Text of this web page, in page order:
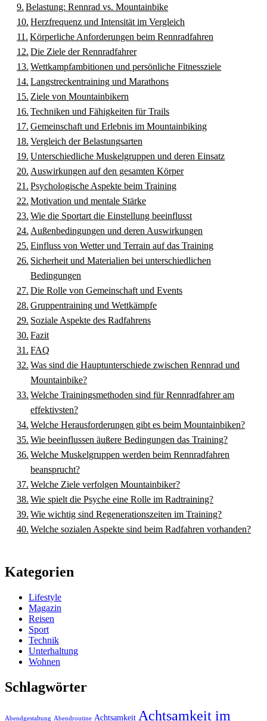
Belastung: Rennrad vs. Mountainbike
Herzfrequenz und Intensität im Vergleich
Körperliche Anforderungen beim Rennradfahren
Die Ziele der Rennradfahrer
Wettkampfambitionen und persönliche Fitnessziele
Langstreckentraining und Marathons
Ziele von Mountainbikern
Techniken und Fähigkeiten für Trails
Gemeinschaft und Erlebnis im Mountainbiking
Vergleich der Belastungsarten
Unterschiedliche Muskelgruppen und deren Einsatz
Auswirkungen auf den gesamten Körper
Psychologische Aspekte beim Training
Motivation und mentale Stärke
Wie die Sportart die Einstellung beeinflusst
Außenbedingungen und deren Auswirkungen
Einfluss von Wetter und Terrain auf das Training
Sicherheit und Materialien bei unterschiedlichen
Bedingungen
Die Rolle von Gemeinschaft und Events
Gruppentraining und Wettkämpfe
Soziale Aspekte des Radfahrens
Fazit
FAQ
Was sind die Hauptunterschiede zwischen Rennrad und
Mountainbike?
Welche Trainingsmethoden sind für Rennradfahrer am
effektivsten?
Welche Herausforderungen gibt es beim Mountainbiken?
Wie beeinflussen äußere Bedingungen das Training?
Welche Muskelgruppen werden beim Rennradfahren
beansprucht?
Welche Ziele verfolgen Mountainbiker?
Wie spielt die Psyche eine Rolle im Radtraining?
Wie wichtig sind Regenerationszeiten im Training?
Welche sozialen Aspekte sind beim Radfahren vorhanden?
Kategorien
Lifestyle
Magazin
Reisen
Sport
Technik
Unterhaltung
Wohnen
Schlagwörter
Abendgestaltung Abendroutine Achtsamkeit Achtsamkeit im